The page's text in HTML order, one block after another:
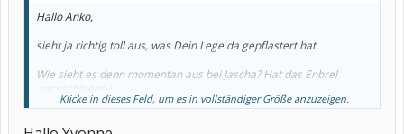
Hallo Anko,
sieht ja richtig toll aus, was Dein Lege da gepflastert hat.
Wie sieht es denn momentan aus bei Jascha? Hat das Enbrel
angeschlagen?
Klicke in dieses Feld, um es in vollständiger Größe anzuzeigen.